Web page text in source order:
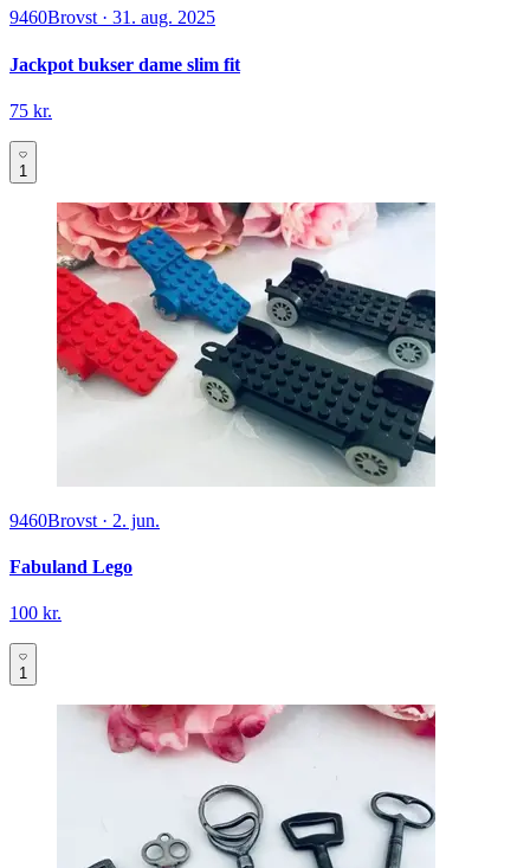
9460Brovst · 31. aug. 2025
Jackpot bukser dame slim fit
75 kr.
1
9460Brovst · 2. jun.
Fabuland Lego
100 kr.
1